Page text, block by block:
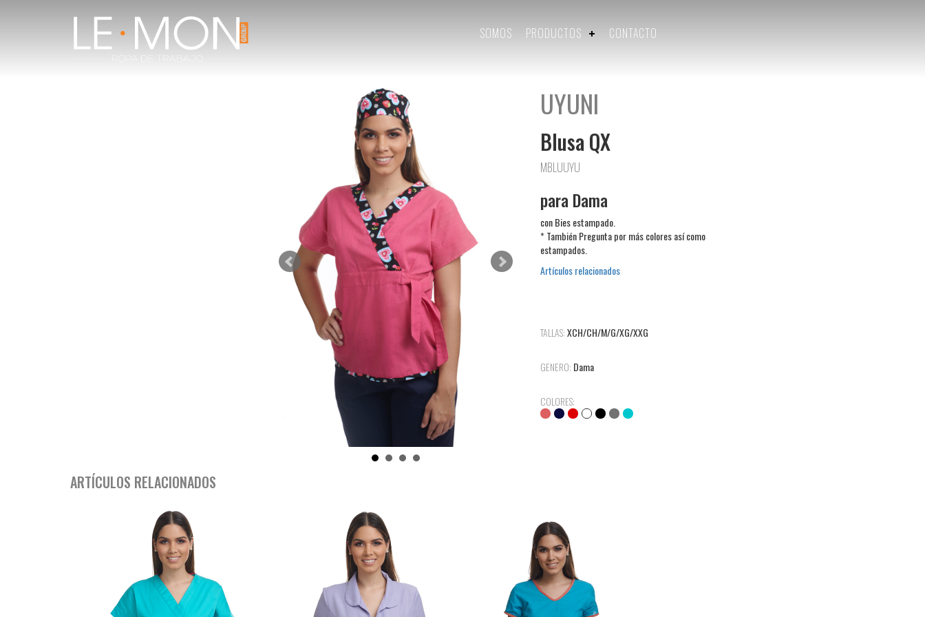
SOMOS PRODUCTOS CONTACTO
UYUNI
Blusa QX
MBLUUYU
para Dama
con Bies estampado.
* También Pregunta por más colores así como
estampados.
Artículos relacionados
TALLAS:XCH/CH/M/G/XG/XXG
GENERO: Dama
COLORES:
ARTÍCULOS RELACIONADOS